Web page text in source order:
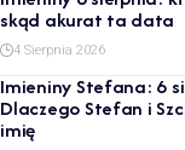
skąd akurat ta data
4 Sierpnia 2026
Imieniny Stefana: 6
Dlaczego Stefan i
imię